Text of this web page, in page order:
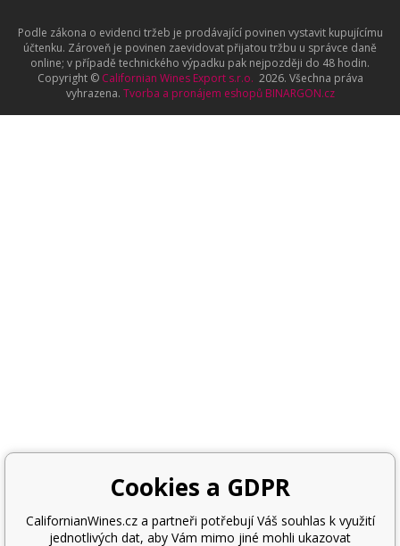
Podle zákona o evidenci tržeb je prodávající povinen vystavit kupujícímu
účtenku. Zároveň je povinen zaevidovat přijatou tržbu u správce daně
online; v případě technického výpadku pak nejpozději do 48 hodin.
Copyright © Californian Wines Export s.r.o. 2026. Všechna práva
vyhrazena. Tvorba a pronájem eshopů BINARGON.cz
Cookies a GDPR
CalifornianWines.cz a partneři potřebují Váš souhlas k využití
jednotlivých dat, aby Vám mimo jiné mohli ukazovat